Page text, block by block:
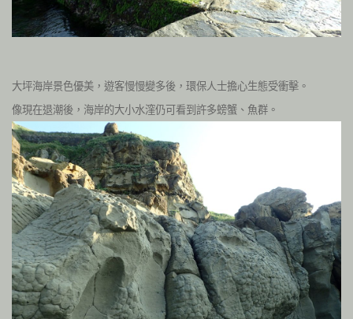
大坪海岸景色優美，遊客慢慢變多後，環保人士擔心生態受衝擊。
像現在退潮後，海岸的大小水漥仍可看到許多螃蟹、魚群。